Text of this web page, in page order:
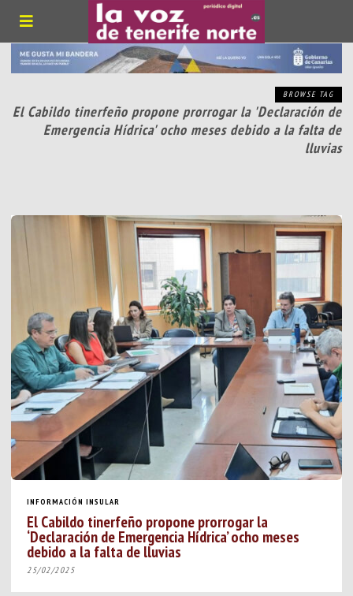
BROWSE TAG
El Cabildo tinerfeño propone prorrogar la 'Declaración de
Emergencia Hídrica' ocho meses debido a la falta de
lluvias
INFORMACIÓN INSULAR
El Cabildo tinerfeño propone prorrogar la
‘Declaración de Emergencia Hídrica’ ocho meses
debido a la falta de lluvias
25/02/2025